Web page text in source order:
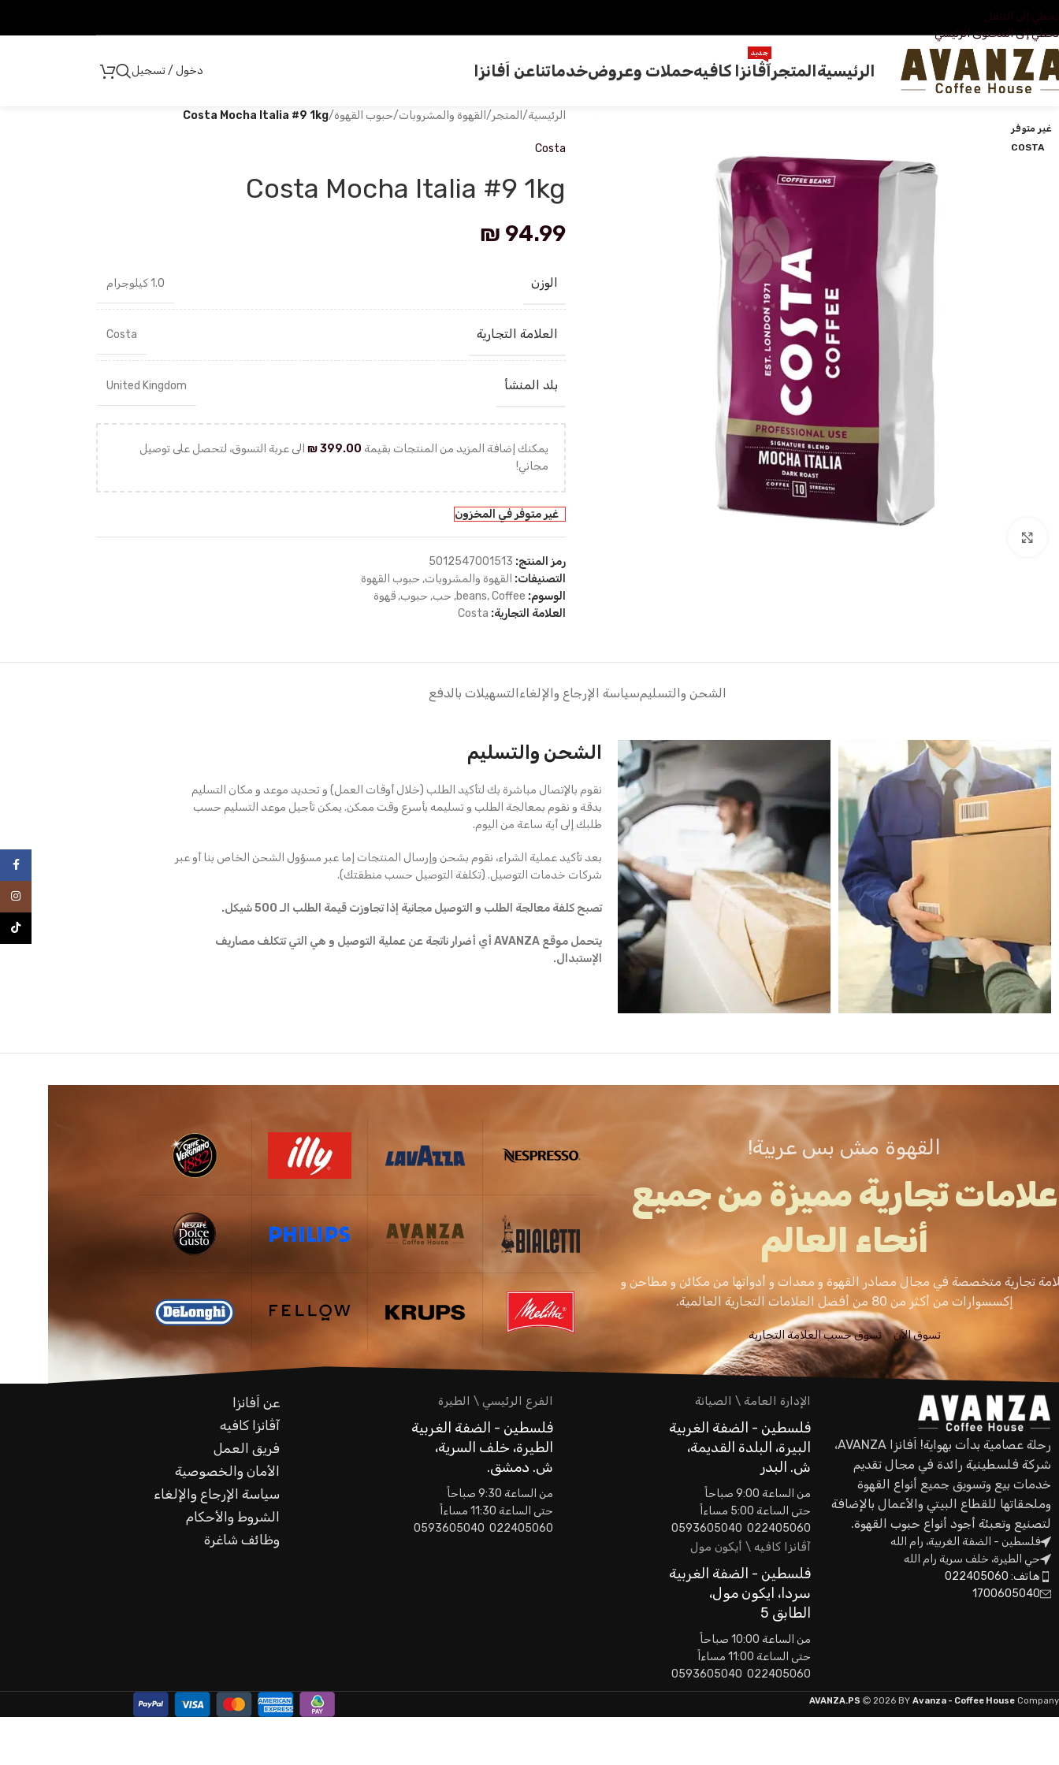
تخطي إلى التنقل
تخطي إلى المحتوى الرئيسي
الرئيسيةالمتجرآڤانزا كافيه
جديد
حملات وعروضخدماتناعن اَفانزا دخول / تسجيل
غير متوفر
COSTA
الرئيسية/المتجر/القهوة والمشروبات/حبوب القهوة/
Costa Mocha Italia #9 1kg
Costa
Costa Mocha Italia #9 1kg
₪ 94.99
الوزن 1.0 كيلوجرام
العلامة التجارية Costa
بلد المنشأ United Kingdom
يمكنك إضافة المزيد من المنتجات بقيمة ₪399.00
الى عربة التسوق، لتحصل على توصيل
مجاني!
غير متوفر في المخزون
رمز المنتج: 5012547001513
التصنيفات: القهوة والمشروبات, حبوب القهوة
الوسوم:
beans,Coffee
, حب, حبوب, قهوة
العلامة التجارية: Costa
الشحن والتسليمسياسة الإرجاع والإلغاءالتسهيلات بالدفع
الشحن والتسليم
نقوم بالإتصال مباشرة بك لتأكيد الطلب (خلال أوقات العمل) و تحديد موعد و مكان التسليم
بدقة و نقوم بمعالجة الطلب و تسليمه بأسرع وقت ممكن. يمكن تأجيل موعد التسليم حسب
طلبك إلى أية ساعة من اليوم.
بعد تأكيد عملية الشراء، نقوم بشحن وإرسال المنتجات إما عبر مسؤول الشحن الخاص بنا أو عبر
شركات خدمات التوصيل. (تكلفة التوصيل حسب منطقتك).
تصبح كلفة معالجة الطلب و التوصيل مجانية إذا تجاوزت قيمة الطلب الـ 500 شيكل.
يتحمل موقع AVANZA أي أضرار ناتجة عن عملية التوصيل و هي التي تتكلف مصاريف
الإستبدال.
القهوة مش بس عربية!
علامات تجارية مميزة من جميع
أنحاء العالم
تجارية متخصصة في مجال مصادر القهوة و معدات و أدواتها من مكائن و مطاحن و
إكسسوارات من أكثر من 80 من أفضل العلامات التجارية العالمية.
تسوق الاَن تسوق حسب العلامة التجارية
رحلة عصامية بدأت بهواية! اَفانزا AVANZA،
شركة فلسطينية رائدة في مجال تقديم
خدمات بيع وتسويق جميع أنواع القهوة
وملحقاتها للقطاع البيتي والأعمال بالإضافة
لتصنيع وتعبئة أجود أنواع حبوب القهوة.
فلسطين - الضفة الغربية، رام الله
حي الطيرة، خلف سرية رام الله
هاتف: 022405060
1700605040
الإدارة العامة \ الصيانة
فلسطين - الضفة الغربية
البيرة، البلدة القديمة،
ش. البدر
من الساعة 9:00 صباحاً
حتى الساعة 5:00 مساءاً
022405060 0593605040
الفرع الرئيسي \ الطيرة
فلسطين - الضفة الغربية
الطيرة، خلف السرية،
ش. دمشق.
من الساعة 9:30 صباحاً
حتى الساعة 11:30 مساءاً
022405060 0593605040
آڤانزا كافيه \ أيكون مول
فلسطين - الضفة الغربية
سردا، ايكون مول،
الطابق 5
من الساعة 10:00 صباحاً
حتى الساعة 11:00 مساءاً
022405060 0593605040
عن اَفانزا
آڤانزا كافيه
فريق العمل
الأمان والخصوصية
سياسة الإرجاع والإلغاء
الشروط والأحكام
وظائف شاغرة
AVANZA.PS 2026 BY Avanza - Coffee House Company